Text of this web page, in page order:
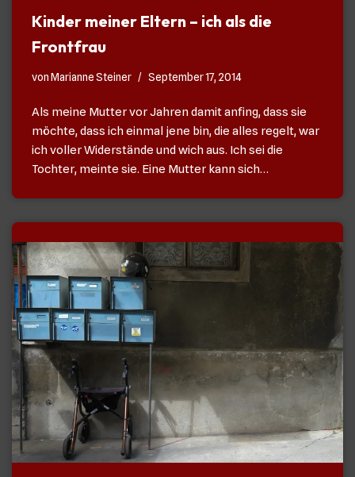
Kinder meiner Eltern – ich als die
Frontfrau
vonMarianne Steiner September 17, 2014
Als meine Mutter vor Jahren damit anfing, dass sie
möchte, dass ich einmal jene bin, die alles regelt, war
ich voller Widerstände und wich aus. Ich sei die
Tochter, meinte sie. Eine Mutter kann sich…